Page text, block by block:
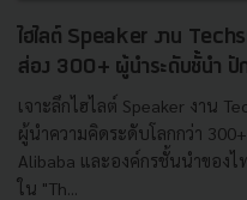
ไฮไลต์ Speaker งาน
ส่อง 300+ ผู้นำระดับชั้นำ ปั
เจาะลึกไฮไลต์ Speaker งาน
ผู้นำความคิดระดับโลกกว่า
Alibaba และองค์กรชั้นนำของ
ใน "Th...